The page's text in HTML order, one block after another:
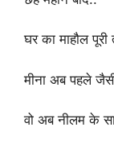
घर का माहौल
मीना अब पहले
वो अब नीलम के